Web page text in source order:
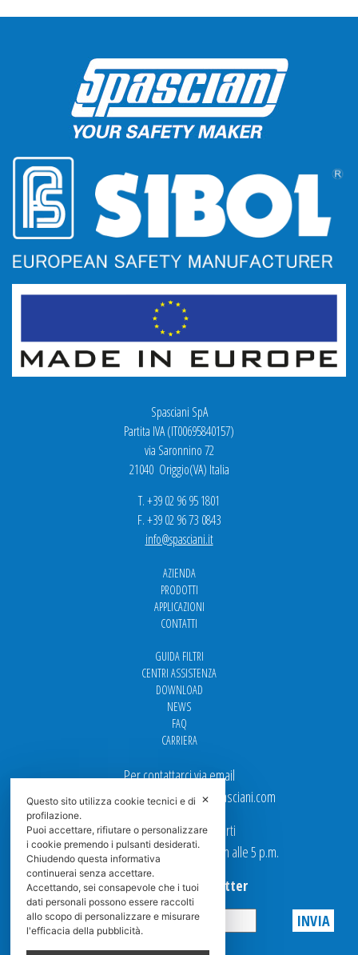
Spasciani SpA
Partita IVA (IT00695840157)
via Saronnino 72
21040 Origgio(VA) Italia
T. +39 02 96 95 1801
F. +39 02 96 73 0843
info@spasciani.it
AZIENDA
PRODOTTI
APPLICAZIONI
CONTATTI
GUIDA FILTRI
CENTRI ASSISTENZA
DOWNLOAD
NEWS
FAQ
CARRIERA
Per contattarci via email
Ufficio Vendite: italy.sales@spasciani.com
I nostri uffici sono aperti
dal Lunedi al Venerdi dalle 9 a.m alle 5 p.m.
Iscriviti alla Newsletter
Privacy
✕
Questo sito utilizza cookie tecnici e di
profilazione.
Puoi accettare, rifiutare o personalizzare
i cookie premendo i pulsanti desiderati.
Chiudendo questa informativa
continuerai senza accettare.
Accettando, sei consapevole che i tuoi
dati personali possono essere raccolti
allo scopo di personalizzare e misurare
l'efficacia della pubblicità.